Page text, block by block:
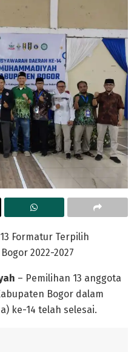
Formatur Terpilih
2022-2027
– Pemilihan 13 anggota
Bogor dalam
ke-14 telah selesai.